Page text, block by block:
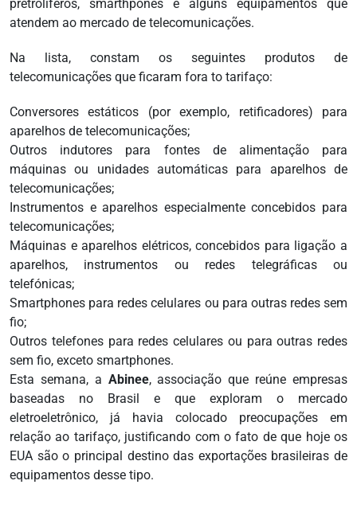
pretrolíferos, smarthpones e alguns equipamentos que
atendem ao mercado de telecomunicações.
Na lista, constam os seguintes produtos de
telecomunicações que ficaram fora to tarifaço:
Conversores estáticos (por exemplo, retificadores) para
aparelhos de telecomunicações;
Outros indutores para fontes de alimentação para
máquinas ou unidades automáticas para aparelhos de
telecomunicações;
Instrumentos e aparelhos especialmente concebidos para
telecomunicações;
Máquinas e aparelhos elétricos, concebidos para ligação a
aparelhos, instrumentos ou redes telegráficas ou
telefónicas;
Smartphones para redes celulares ou para outras redes sem
fio;
Outros telefones para redes celulares ou para outras redes
sem fio, exceto smartphones.
Esta semana, a Abinee, associação que reúne empresas
baseadas no Brasil e que exploram o mercado
eletroeletrônico, já havia colocado preocupações em
relação ao tarifaço, justificando com o fato de que hoje os
EUA são o principal destino das exportações brasileiras de
equipamentos desse tipo.